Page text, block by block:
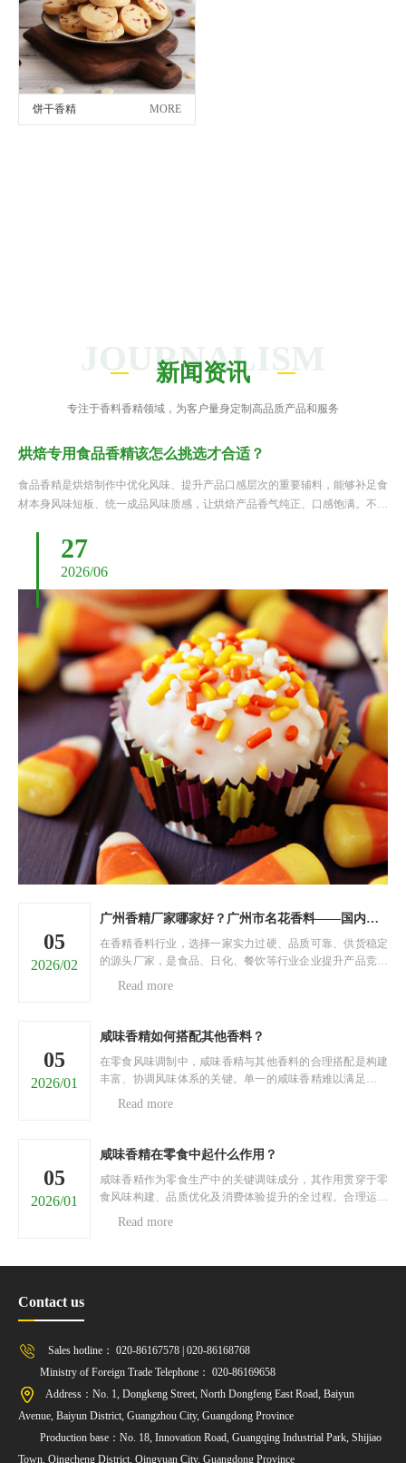
饼干香精 MORE
JOURNALISM
新闻资讯
专注于香料香精领域，为客户量身定制高品质产品和服务
烘焙专用食品香精该怎么挑选才合适？
食品香精是烘焙制作中优化风味、提升产品口感层次的重要辅料，能够补足食
材本身风味短板、统一成品风味质感，让烘焙产品香气纯正、口感饱满。不同
时要适配面包、蛋糕、点心等不同烘焙品类的风味调性。很多制作......
27
2026/06
05
2026/02
广州香精厂家哪家好？广州市名花香料——国内香精源头直供厂家
在香精香料行业，选择一家实力过硬、品质可靠、供货稳定
的源头厂家，是食品、日化、餐饮等行业企业提升产品竞争
推荐......
Read more
05
2026/01
咸味香精如何搭配其他香料？
在零食风味调制中，咸味香精与其他香料的合理搭配是构建
丰富、协调风味体系的关键。单一的咸味香精难以满足消费
的搭......
Read more
05
2026/01
咸味香精在零食中起什么作用？
咸味香精作为零食生产中的关键调味成分，其作用贯穿于零
食风味构建、品质优化及消费体验提升的全过程。合理运用
核......
Read more
Contact us
Sales hotline： 020-86167578 | 020-86168768
Ministry of Foreign Trade Telephone： 020-86169658
Address：No. 1, Dongkeng Street, North Dongfeng East Road, Baiyun
Avenue, Baiyun District, Guangzhou City, Guangdong Province
Production base：No. 18, Innovation Road, Guangqing Industrial Park, Shijiao
Town, Qingcheng District, Qingyuan City, Guangdong Province